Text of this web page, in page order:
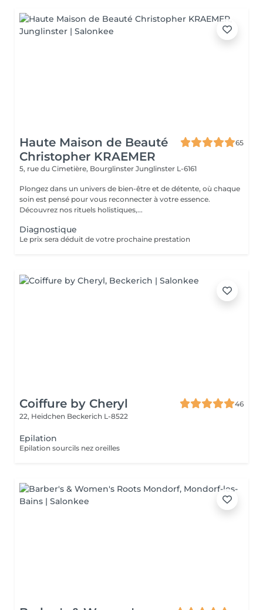
Haute Maison de Beauté
Christopher KRAEMER
65
5, rue du Cimetière, Bourglinster Junglinster L-6161
Plongez dans un univers de bien-être et de détente, où chaque
soin est pensé pour vous reconnecter à votre essence.
Découvrez nos rituels holistiques,...
Diagnostique
Le prix sera déduit de votre prochaine prestation
Coiffure by Cheryl
46
22, Heidchen Beckerich L-8522
Epilation
Epilation sourcils nez oreilles